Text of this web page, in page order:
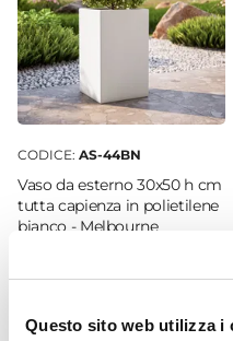
Questo sito web utilizza i
Tortora
Numero Ripiani
2 ripiani
CODICE: AS-44BN
Vaso da esterno 30x50 h cm
tutta capienza in polietilene
bianco - Melbourne